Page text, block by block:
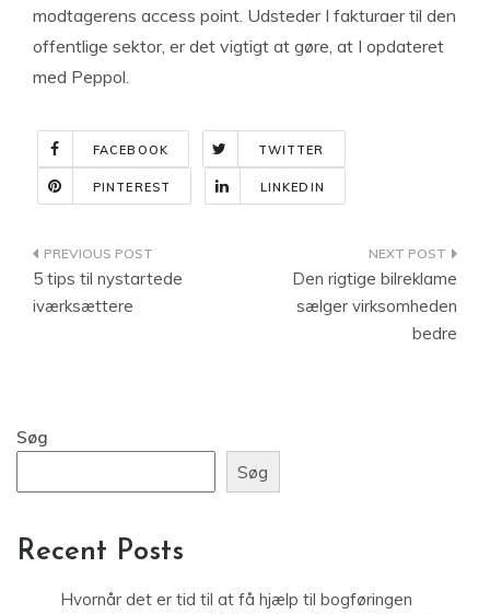
modtagerens access point. Udsteder I fakturaer til den
offentlige sektor, er det vigtigt at gøre, at I opdateret
med Peppol.
FACEBOOK TWITTER
PINTEREST LINKEDIN
Indlægsnavigation
5 tips til nystartede
iværksættere
Den rigtige bilreklame
sælger virksomheden
bedre
Søg
Søg
Recent Posts
Hvornår det er tid til at få hjælp til bogføringen